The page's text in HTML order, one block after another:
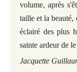
volume, après
taille et la beauté,
éclairé des plus
sainte ardeur de
Jacquette